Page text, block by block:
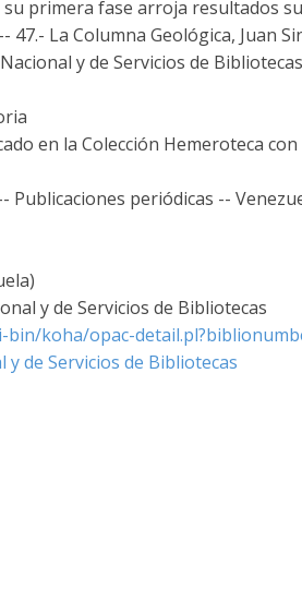
primera fase arroja resultados
La Columna Geológica, Juan
y de Servicios de Bibliotecas
en la Colección Hemeroteca con
periódicas --
y de Servicios de Bibliotecas
koha/opac-
de Servicios de Bibliotecas